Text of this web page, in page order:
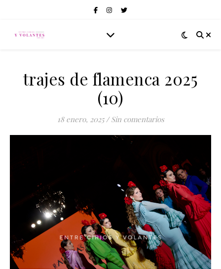
trajes de flamenca 2025
(10)
18 enero, 2025 / Sin comentarios